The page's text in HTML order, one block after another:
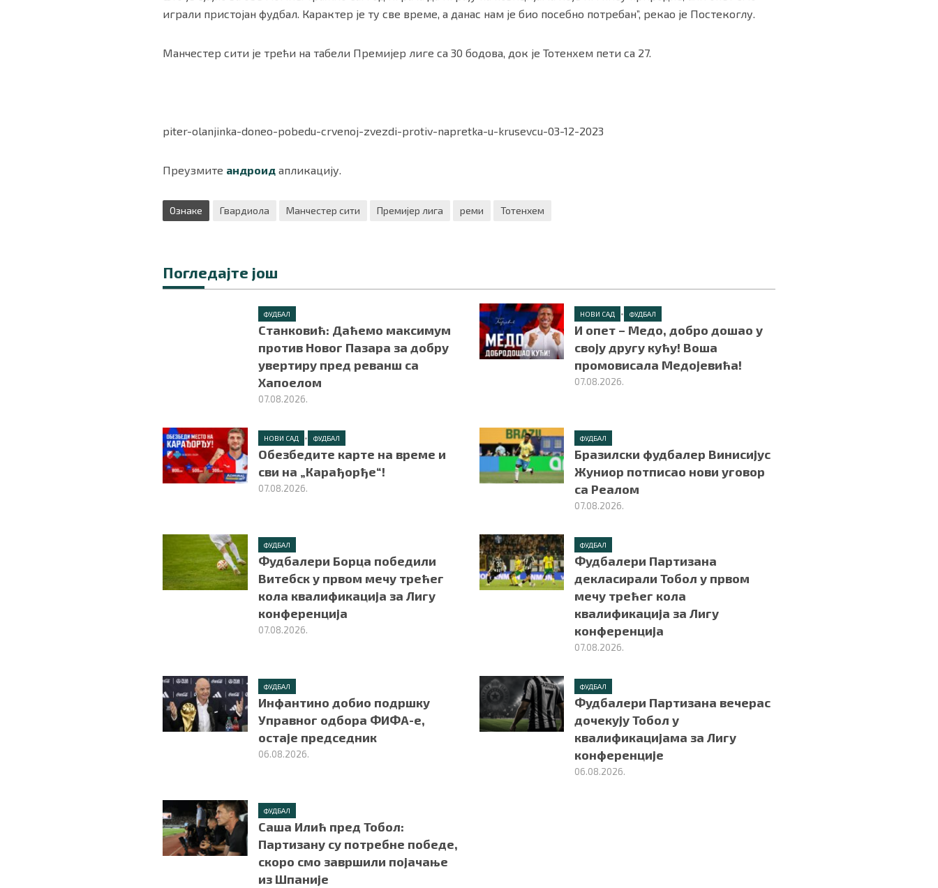
играли пристојан фудбал. Карактер је ту све време, а данас нам је био посебно потребан”, рекао је Постекоглу.
Манчестер сити је трећи на табели Премијер лиге са 30 бодова, док је Тотенхем пети са 27.
piter-olanjinka-doneo-pobedu-crvenoj-zvezdi-protiv-napretka-u-krusevcu-03-12-2023
Преузмите андроид апликацију.
Ознаке Гвардиола Манчестер сити Премијер лига реми Тотенхем
Погледајте још
ФУДБАЛ
Станковић: Даћемо максимум
против Новог Пазара за добру
увертиру пред реванш са
Хапоелом
07.08.2026.
НОВИ САД • ФУДБАЛ
И опет – Медо, добро дошао у
своју другу кућу! Воша
промовисала Медојевића!
07.08.2026.
НОВИ САД • ФУДБАЛ
Обезбедите карте на време и
сви на „Карађорђе“!
07.08.2026.
ФУДБАЛ
Бразилски фудбалер Винисијус
Жуниор потписао нови уговор
са Реалом
07.08.2026.
ФУДБАЛ
Фудбалери Борца победили
Витебск у првом мечу трећег
кола квалификација за Лигу
конференција
07.08.2026.
ФУДБАЛ
Фудбалери Партизана
декласирали Тобол у првом
мечу трећег кола
квалификација за Лигу
конференција
07.08.2026.
ФУДБАЛ
Инфантино добио подршку
Управног одбора ФИФА-е,
остаје председник
06.08.2026.
ФУДБАЛ
Фудбалери Партизана вечерас
дочекују Тобол у
квалификацијама за Лигу
конференције
06.08.2026.
ФУДБАЛ
Саша Илић пред Тобол:
Партизану су потребне победе,
скоро смо завршили појачање
из Шпаније